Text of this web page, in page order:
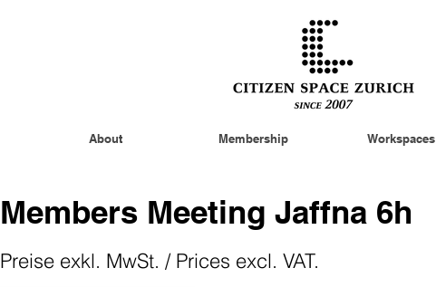
About Membership Workspaces
Members Meeting Jaffna 6h
Preise exkl. MwSt. / Prices excl. VAT.